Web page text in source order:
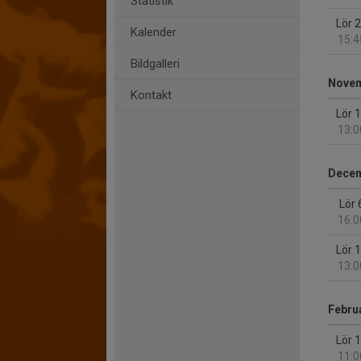
Kalender
Bildgalleri
Kontakt
Lör
Lör
Lör
Lör
Lör